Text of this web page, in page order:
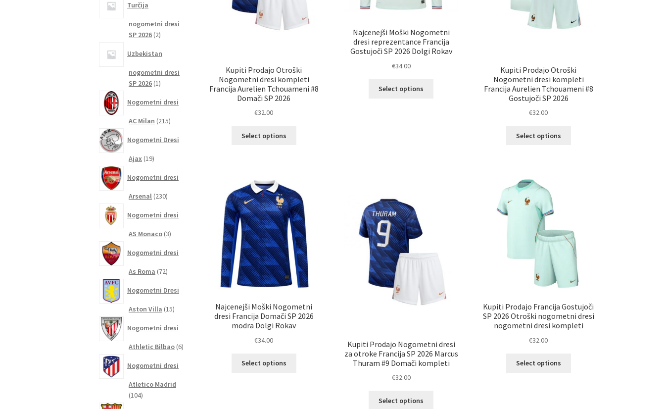
Kupiti Prodajo Otroški
Nogometni dresi kompleti
Francija Aurelien Tchouameni #8
Domači SP 2026
€32.00
Select options
lahko
izberete
na
strani
izdelka
Najcenejši Moški Nogometni
dresi reprezentance Francija
Gostujoči SP 2026 Dolgi Rokav
€34.00
Select options
Kupiti Prodajo Otroški
Nogometni dresi kompleti
Francija Aurelien Tchouameni #8
Gostujoči SP 2026
€32.00
Select options
strani
izdelka
Najcenejši Moški Nogometni
dresi Francija Domači SP 2026
modra Dolgi Rokav
€34.00
Select options
Kupiti Prodajo Nogometni dresi
za otroke Francija SP 2026 Marcus
Thuram #9 Domači kompleti
€32.00
Select options
Kupiti Prodajo Francija Gostujoči
SP 2026 Otroški nogometni dresi
nogometni dresi kompleti
€32.00
Select options
Turčija
nogometni dresi
SP 2026 22
Uzbekistan
nogometni dresi
SP 2026 11
Nogometni dresi
AC Milan 215215
Nogometni Dresi
Ajax 1919
Nogometni dresi
Arsenal 230230
Nogometni dresi
AS Monaco 33
Nogometni dresi
As Roma 7272
Nogometni Dresi
Aston Villa 1515
Nogometni dresi
Athletic Bilbao 66
Nogometni dresi
Atletico Madrid
104104